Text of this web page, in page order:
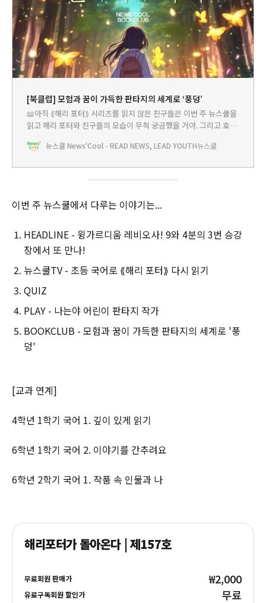
[북클럽] 모험과 꿈이 가득한 판타지의 세계로 ‘풍덩’
📖아직 ⟪해리 포터⟫ 시리즈를 읽지 않은 친구들은 이번 주 뉴스쿨을
읽고 해리 포터와 친구들의 모습이 무척 궁금했을 거야. 그리고 호그
라. 이렇게 판타지 소설 속에서는 실제 세상에는 존재하지 않는 놀라
뉴스쿨 News'Cool - READ NEWS, LEAD YOUTH뉴스쿨
이번 주 뉴스쿨에서 다루는 이야기는...
HEADLINE - 윙가르디움 레비오사! 9와 4분의 3번 승강
장에서 또 만나!
뉴스쿨TV - 초등 국어로 ⟪해리 포터⟫ 다시 읽기
QUIZ
PLAY - 나는야 어린이 판타지 작가
BOOKCLUB - 모험과 꿈이 가득한 판타지의 세계로 '풍
덩'
[교과 연계]
4학년 1학기 국어 1. 깊이 있게 읽기
6학년 1학기 국어 2. 이야기를 간추려요
6학년 2학기 국어 1. 작품 속 인물과 나
해리포터가 돌아온다 | 제157호
무료회원 판매가 ₩2,000
유료구독회원 할인가 무료